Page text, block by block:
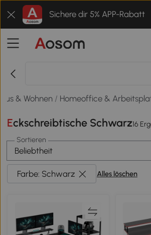
Sichere dir 5% APP-Rabatt
& Wohnen / Homeoffice &
Eckschreibtische Schwarz16
Sortieren
Beliebtheit
Farbe: Schwarz Alles löschen